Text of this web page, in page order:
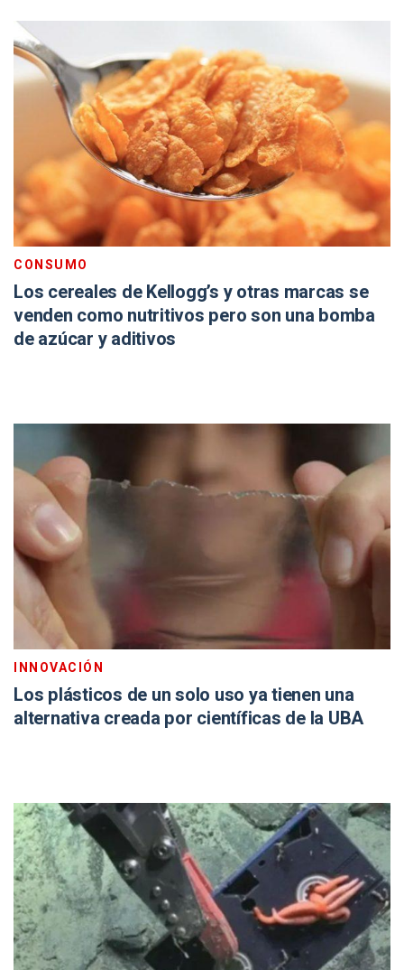
CONSUMO
Los cereales de Kellogg’s y otras marcas se
venden como nutritivos pero son una bomba
de azúcar y aditivos
INNOVACIÓN
Los plásticos de un solo uso ya tienen una
alternativa creada por científicas de la UBA